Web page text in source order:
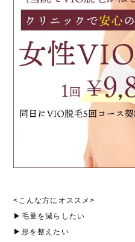
<こんな方にオススメ>
▶毛量を減らしたい
▶形を整えたい